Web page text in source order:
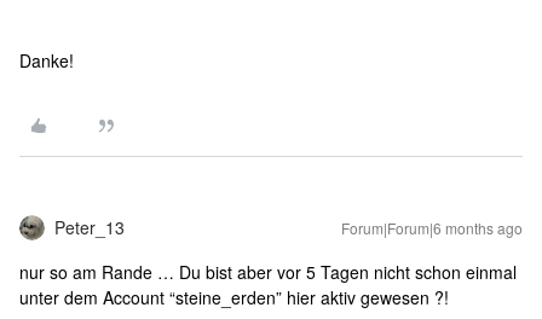
Danke!
Peter_13 Forum|Forum|6 months ago
nur so am Rande … Du bist aber vor 5 Tagen nicht schon einmal
unter dem Account “steine_erden” hier aktiv gewesen ?!